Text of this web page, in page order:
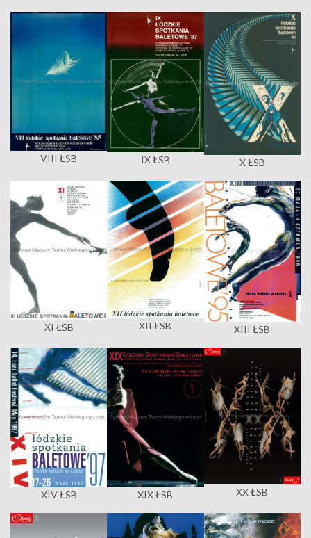
VIII ŁSB IX ŁSB X ŁSB
XI ŁSB XII ŁSB XIII ŁSB
XIV ŁSB XIX ŁSB XX ŁSB